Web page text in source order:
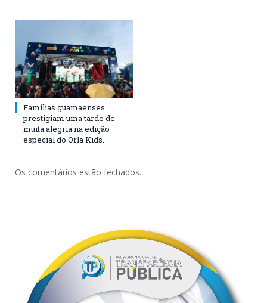
Famílias guamaenses
prestigiam uma tarde de
muita alegria na edição
especial do Orla Kids.
Os comentários estão fechados.